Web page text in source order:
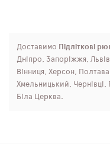
Доставимо Підліткові
Дніпро, Запоріжжя,
Вінниця, Херсон,
Хмельницький, Чернівці,
Біла Церква.